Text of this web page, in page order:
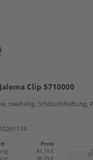
Clip 5710000
zweiteilig, Schlauchheftung,
10261174
Preis
41,79 €
38,79 €